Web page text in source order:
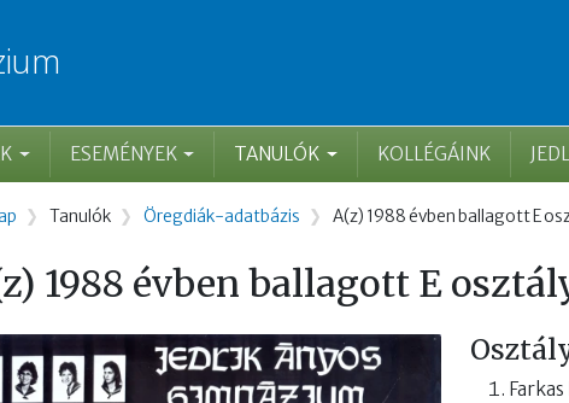
ESEMÉNYEK TANULÓK KOLLÉGÁINK
Tanulók Öregdiák-adatbázis A(z) 1988 évben ballagott E
1988 évben ballagott E